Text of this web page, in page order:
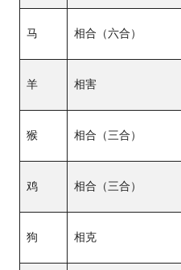
马 相合（六合）
羊 相害
猴 相合（三合）
鸡 相合（三合）
狗 相克